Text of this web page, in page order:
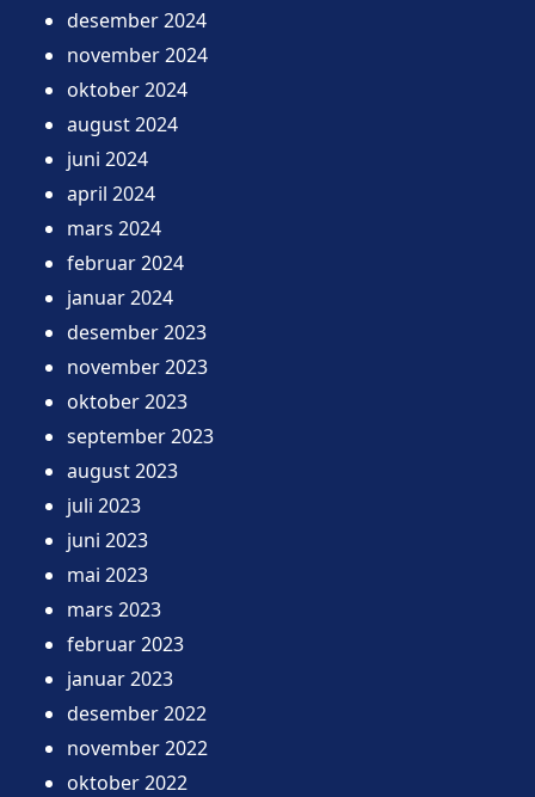
desember 2024
november 2024
oktober 2024
august 2024
juni 2024
april 2024
mars 2024
februar 2024
januar 2024
desember 2023
november 2023
oktober 2023
september 2023
august 2023
juli 2023
juni 2023
mai 2023
mars 2023
februar 2023
januar 2023
desember 2022
november 2022
oktober 2022